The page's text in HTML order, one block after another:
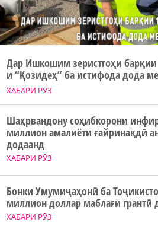
ХАБАРИ РӮЗ
Дар Ишкошим зеристгоҳи барқии
и “Қозидеҳ” ба истифода дода
ХАБАРИ РӮЗ
Шаҳрвандону соҳибкорони
миллион амалиёти ғайринақдӣ
додаанд
ХАБАРИ РӮЗ
Бонки Умумиҷаҳонӣ ба
миллион доллар маблағи грантӣ